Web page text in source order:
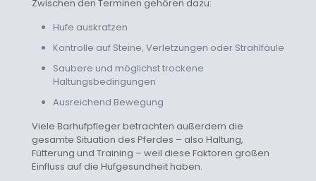
Zwischen den Terminen gehören dazu:
Hufe auskratzen
Kontrolle auf Steine, Verletzungen oder Strahlfäule
Saubere und möglichst trockene
Haltungsbedingungen
Ausreichend Bewegung
Viele Barhufpfleger betrachten außerdem die
gesamte Situation des Pferdes – also Haltung,
Fütterung und Training – weil diese Faktoren großen
Einfluss auf die Hufgesundheit haben.